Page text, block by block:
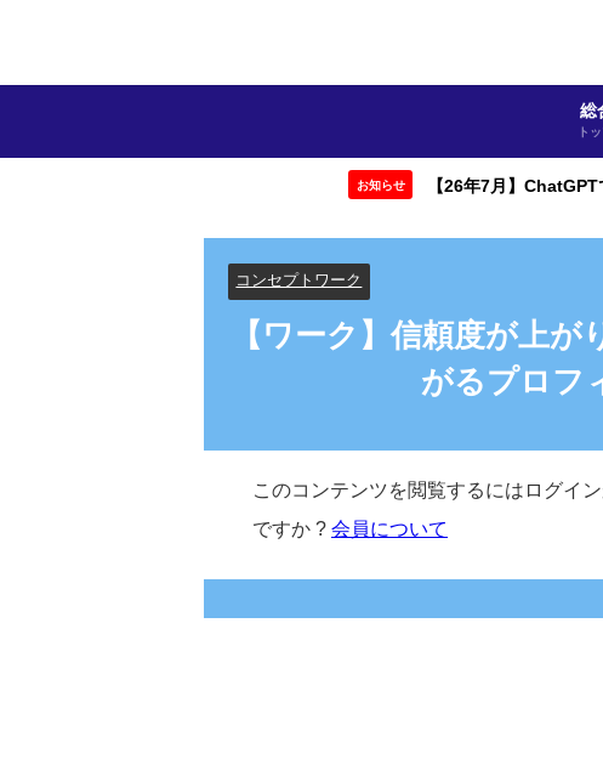
総
ト
お知らせ 【26年7月】
コンセプトワーク
【ワーク】信頼度が上
がるプロフ
このコンテンツを閲覧するにはログイ
ですか ? 会員について